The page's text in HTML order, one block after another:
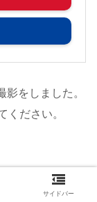
をしました。
ください。
サイドバー